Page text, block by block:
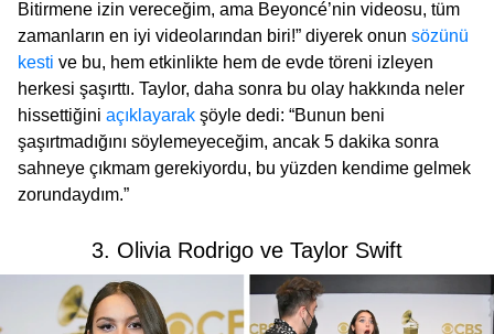
Bitirmene izin vereceğim, ama Beyoncé’nin videosu, tüm
zamanların en iyi videolarından biri!” diyerek onun sözünü
kesti ve bu, hem etkinlikte hem de evde töreni izleyen
herkesi şaşırttı. Taylor, daha sonra bu olay hakkında neler
hissettiğini açıklayarak şöyle dedi: “Bunun beni
şaşırtmadığını söylemeyeceğim, ancak 5 dakika sonra
sahneye çıkmam gerekiyordu, bu yüzden kendime gelmek
zorundaydım.”
3. Olivia Rodrigo ve Taylor Swift